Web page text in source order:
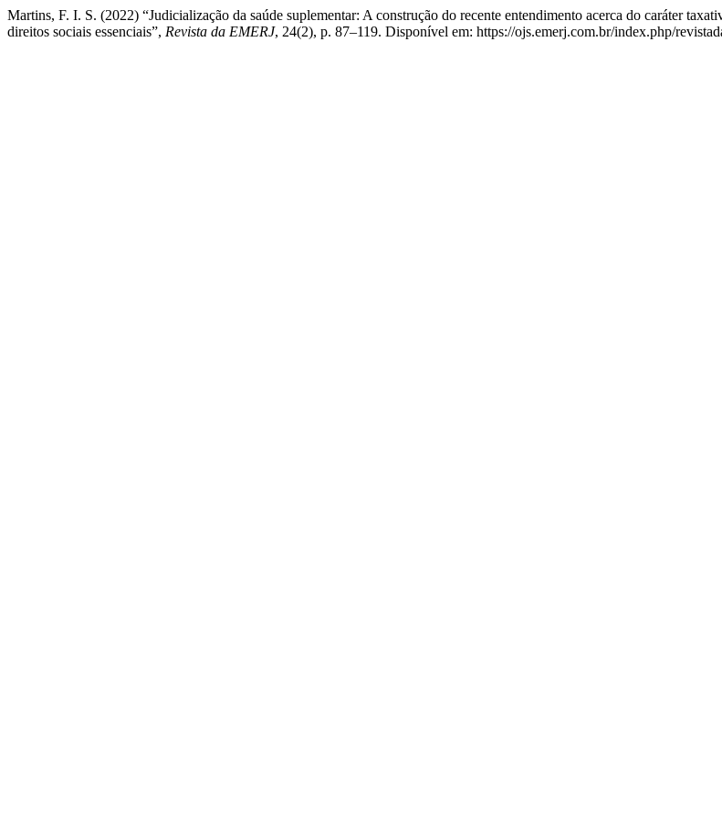
Martins, F. I. S. (2022) “Judicialização da saúde suplementar: A construção do recente entendimento acerca do caráter
direitos sociais essenciais”, Revista da EMERJ, 24(2), p. 87–119. Disponível em: https://ojs.emerj.com.br/index.php/